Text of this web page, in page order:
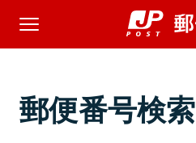
郵便番号検索